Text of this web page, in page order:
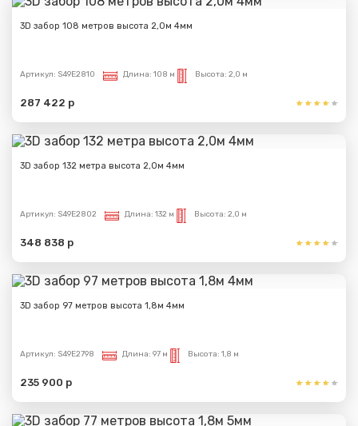
3D забор 108 метров высота 2,0м 4мм
Артикул: S49E2810 Длина: 108 м Высота: 2,0 м
287 422 р
3D забор 132 метра высота 2,0м 4мм
Артикул: S49E2802 Длина: 132 м Высота: 2,0 м
348 838 р
3D забор 97 метров высота 1,8м 4мм
Артикул: S49E2798 Длина: 97 м Высота: 1,8 м
235 900 р